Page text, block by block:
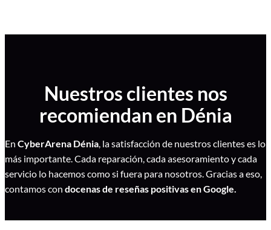
Nuestros clientes nos
recomiendan en Dénia
En CyberArena Dénia, la satisfacción de nuestros clientes es lo
más importante. Cada reparación, cada asesoramiento y cada
servicio lo hacemos como si fuera para nosotros. Gracias a eso,
contamos con docenas de reseñas positivas en Google.